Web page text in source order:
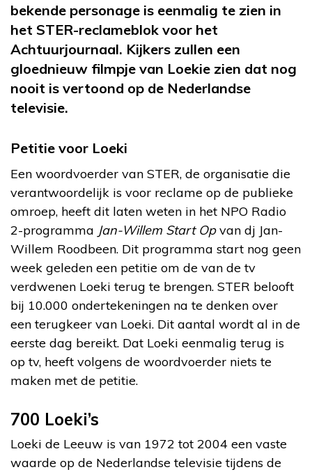
bekende personage is eenmalig te zien in
het STER-reclameblok voor het
Achtuurjournaal. Kijkers zullen een
gloednieuw filmpje van Loekie zien dat nog
nooit is vertoond op de Nederlandse
televisie.
Petitie voor Loeki
Een woordvoerder van STER, de organisatie die
verantwoordelijk is voor reclame op de publieke
omroep, heeft dit laten weten in het NPO Radio
2-programma Jan-Willem Start Opvan dj Jan-
Willem Roodbeen. Dit programma start nog geen
week geleden een petitie om de van de tv
verdwenen Loeki terug te brengen. STER belooft
bij 10.000 ondertekeningen na te denken over
een terugkeer van Loeki. Dit aantal wordt al in de
eerste dag bereikt. Dat Loeki eenmalig terug is
op tv, heeft volgens de woordvoerder niets te
maken met de petitie.
700 Loeki’s
Loeki de Leeuw is van 1972 tot 2004 een vaste
waarde op de Nederlandse televisie tijdens de